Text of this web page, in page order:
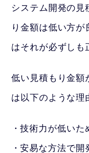
システム開発の
り金額は低い方
はそれが必ずしも
低い見積もり金額
は以下のような理
技術力が低いた
安易な方法で開